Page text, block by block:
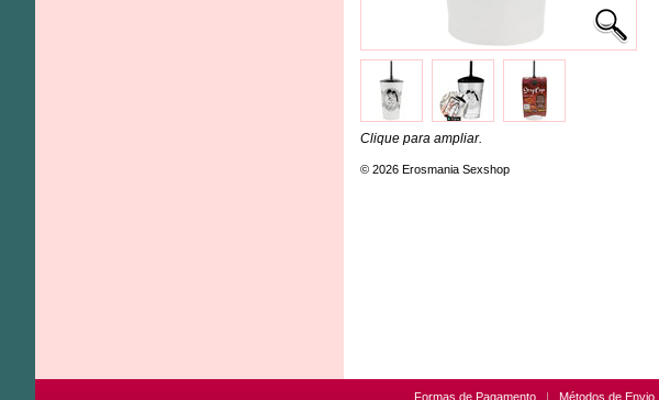
Clique para ampliar.
© 2026 Erosmania Sexshop
Formas de Pagamento| Métodos de Envio